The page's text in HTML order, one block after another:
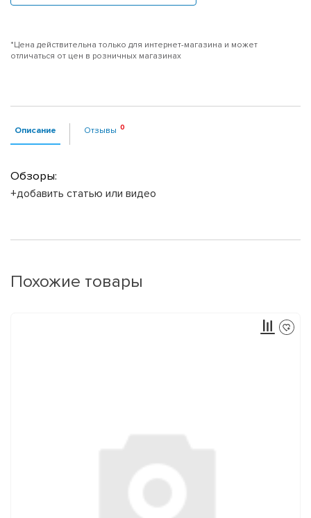
*Цена действительна только для интернет-магазина и может
отличаться от цен в розничных магазинах
Описание Отзывы
Обзоры:
+добавить статью или видео
Похожие товары